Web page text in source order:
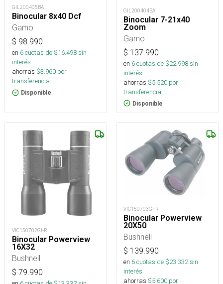
GIL200405BA
Binocular 8x40 Dcf
Gamo
$ 98.990
en 6cuotas de $16.498sin
interés
ahorras $3.960 por
transferencia.
Disponible
GIL200404BA
Binocular 7-21x40
Zoom
Gamo
$ 137.990
en 6cuotas de $22.998sin
interés
ahorras $5.520 por
transferencia.
Disponible
VIC150702GI-R
Binocular Powerview
16X32
Bushnell
$ 79.990
VIC150703GI-R
Binocular Powerview
20X50
Bushnell
$ 139.990
en 6cuotas de $23.332sin
interés
ahorras $5.600 por